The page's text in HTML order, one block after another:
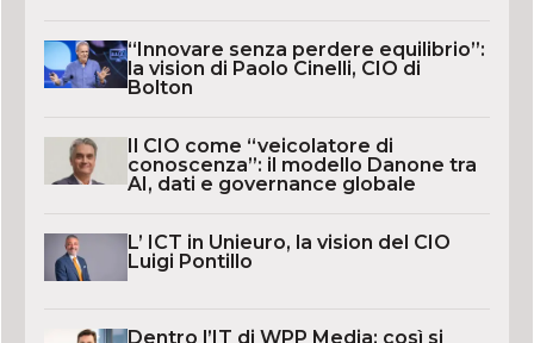
“Innovare senza perdere equilibrio”:
la vision di Paolo Cinelli, CIO di
Bolton
Il CIO come “veicolatore di
conoscenza”: il modello Danone tra
AI, dati e governance globale
L’ ICT in Unieuro, la vision del CIO
Luigi Pontillo
Dentro l’IT di WPP Media: così si